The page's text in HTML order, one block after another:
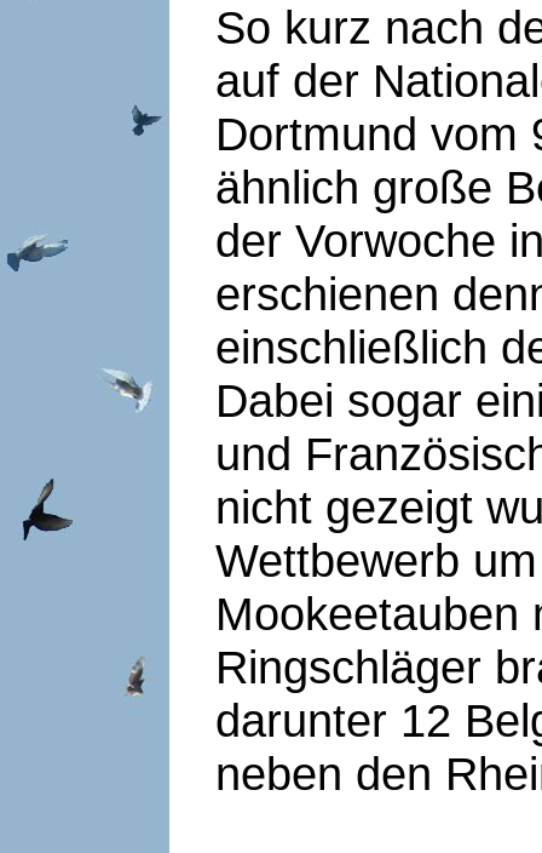
So kurz nach
auf der
Dortmund vom
ähnlich große
der Vorwoche
erschienen
einschließlich
Dabei sogar
und
nicht gezeigt
Wettbewerb
Mookeetauben
Ringschläger
darunter 12
neben den